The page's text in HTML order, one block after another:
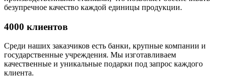
безупречное качество каждой единицы продукции.
4000 клиентов
Среди наших заказчиков есть банки, крупные компании и
государственные учреждения. Мы изготавливаем
качественные и уникальные подарки под запрос каждого
клиента.